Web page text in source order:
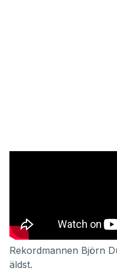
Rekordmannen Björn
äldst.